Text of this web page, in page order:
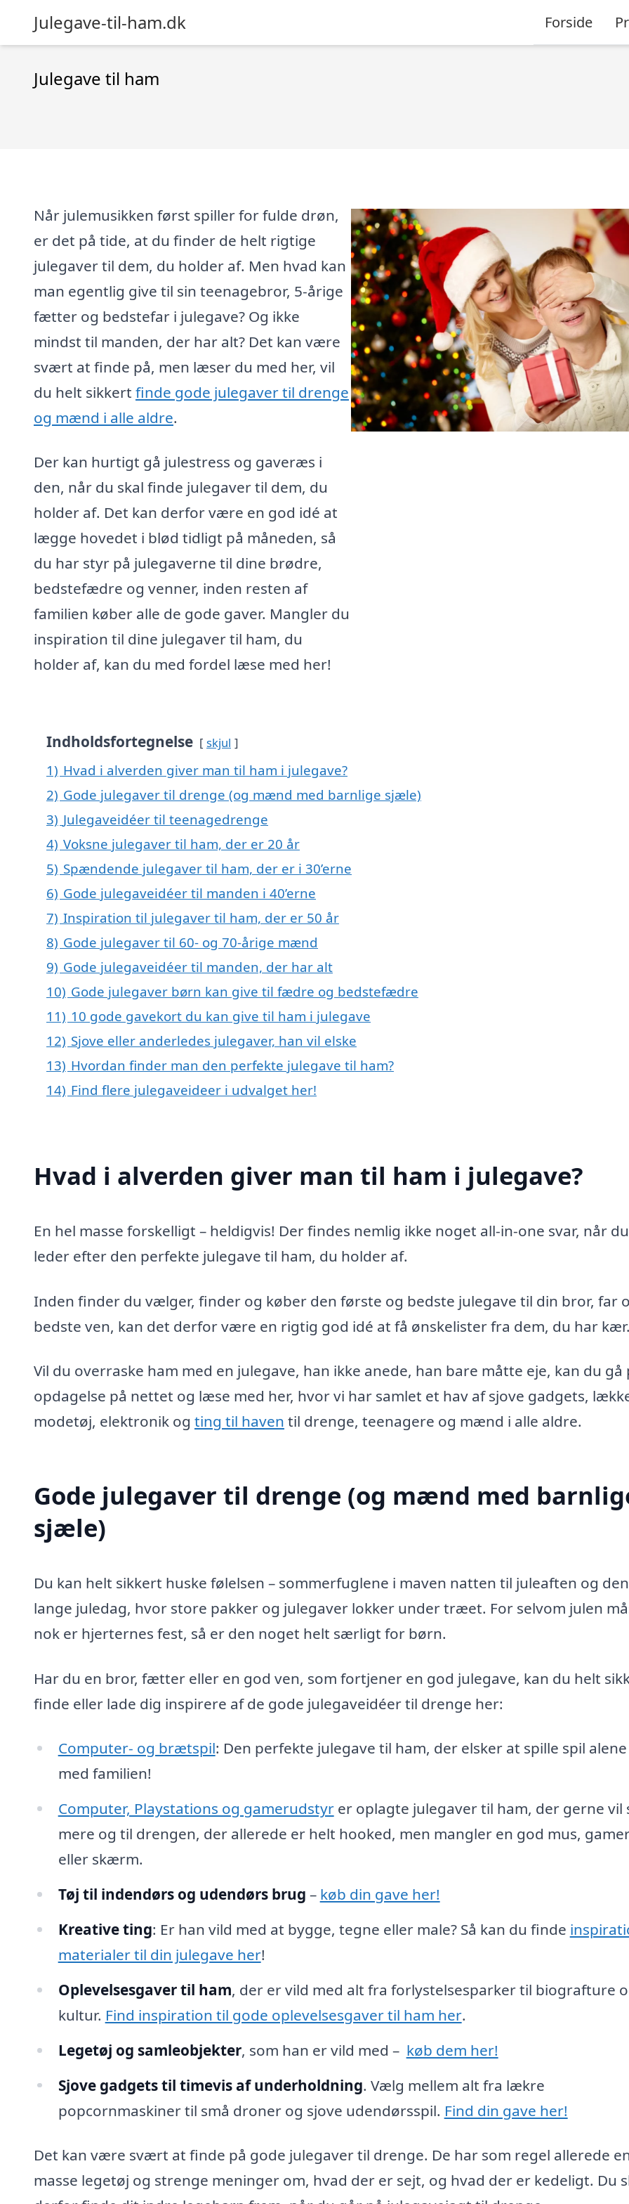
Julegave-til-ham.dk Forside
Julegave til ham
Når julemusikken først spiller for fulde drøn,
er det på tide, at du finder de helt rigtige
julegaver til dem, du holder af. Men hvad kan
man egentlig give til sin teenagebror, 5-årige
fætter og bedstefar i julegave? Og ikke
mindst til manden, der har alt? Det kan være
svært at finde på, men læser du med her, vil
du helt sikkert finde gode julegaver til drenge
og mænd i alle aldre.
Der kan hurtigt gå julestress og gaveræs i
den, når du skal finde julegaver til dem, du
holder af. Det kan derfor være en god idé at
lægge hovedet i blød tidligt på måneden, så
du har styr på julegaverne til dine brødre,
bedstefædre og venner, inden resten af
familien køber alle de gode gaver. Mangler du
inspiration til dine julegaver til ham, du
holder af, kan du med fordel læse med her!
Indholdsfortegnelse skjul
1) Hvad i alverden giver man til ham i julegave?
2) Gode julegaver til drenge (og mænd med barnlige sjæle)
3) Julegaveidéer til teenagedrenge
4) Voksne julegaver til ham, der er 20 år
5) Spændende julegaver til ham, der er i 30’erne
6) Gode julegaveidéer til manden i 40’erne
7) Inspiration til julegaver til ham, der er 50 år
8) Gode julegaver til 60- og 70-årige mænd
9) Gode julegaveidéer til manden, der har alt
10) Gode julegaver børn kan give til fædre og bedstefædre
11) 10 gode gavekort du kan give til ham i julegave
12) Sjove eller anderledes julegaver, han vil elske
13) Hvordan finder man den perfekte julegave til ham?
14) Find flere julegaveideer i udvalget her!
Hvad i alverden giver man til ham i julegave?
En hel masse forskelligt – heldigvis! Der findes nemlig ikke noget all-in-one svar, når du
leder efter den perfekte julegave til ham, du holder af.
Inden finder du vælger, finder og køber den første og bedste julegave til din bror, far
bedste ven, kan det derfor være en rigtig god idé at få ønskelister fra dem, du har kær.
Vil du overraske ham med en julegave, han ikke anede, han bare måtte eje, kan du gå
opdagelse på nettet og læse med her, hvor vi har samlet et hav af sjove gadgets,
modetøj, elektronik og ting til haven til drenge, teenagere og mænd i alle aldre.
Gode julegaver til drenge (og mænd med
sjæle)
Du kan helt sikkert huske følelsen – sommerfuglene i maven natten til juleaften og den
lange juledag, hvor store pakker og julegaver lokker under træet. For selvom julen
nok er hjerternes fest, så er den noget helt særligt for børn.
Har du en bror, fætter eller en god ven, som fortjener en god julegave, kan du helt
finde eller lade dig inspirere af de gode julegaveidéer til drenge her:
Computer- og brætspil: Den perfekte julegave til ham, der elsker at spille spil
med familien!
Computer, Playstations og gamerudstyrer oplagte julegaver til ham, der gerne vil
mere og til drengen, der allerede er helt hooked, men mangler en god mus,
eller skærm.
Tøj til indendørs og udendørs brug – køb din gave her!
Kreative ting: Er han vild med at bygge, tegne eller male? Så kan du finde
materialer til din julegave her!
Oplevelsesgaver til ham, der er vild med alt fra forlystelsesparker til biografture
kultur. Find inspiration til gode oplevelsesgaver til ham her.
Legetøj og samleobjekter, som han er vild med – køb dem her!
Sjove gadgets til timevis af underholdning. Vælg mellem alt fra lækre
popcornmaskiner til små droner og sjove udendørsspil. Find din gave her!
Det kan være svært at finde på gode julegaver til drenge. De har som regel allerede
masse legetøj og strenge meninger om, hvad der er sejt, og hvad der er kedeligt. Du